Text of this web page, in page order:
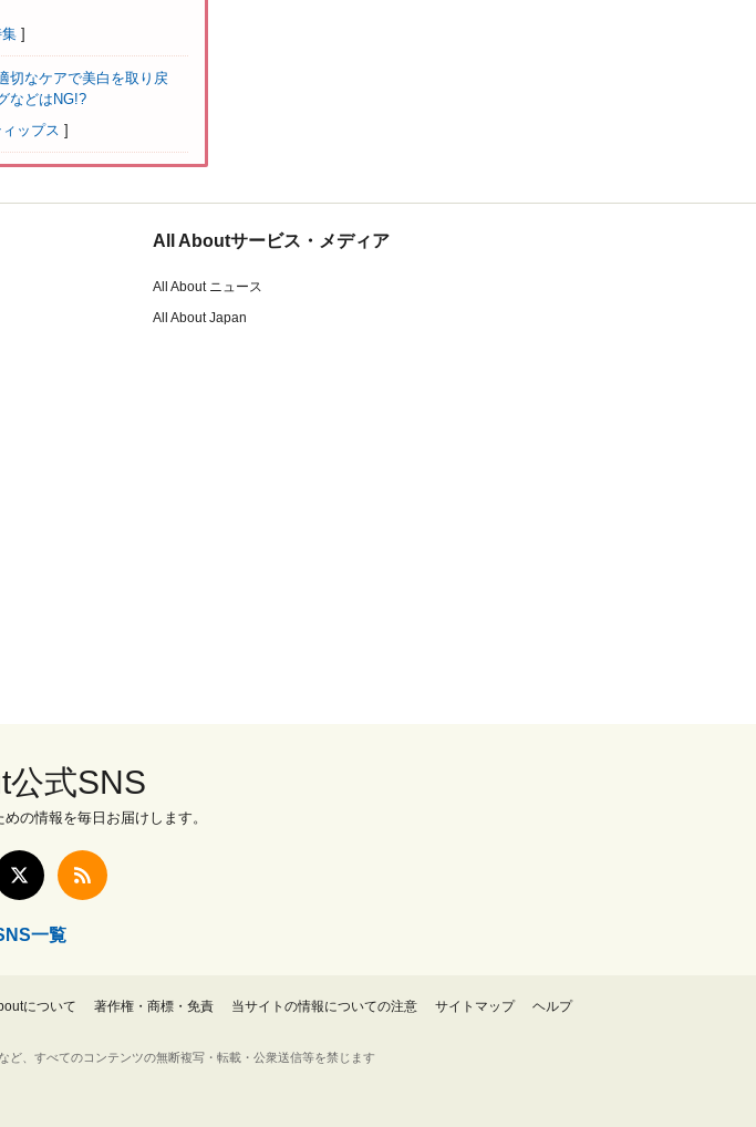
]
切なケアで美白を取り戻
などはNG!?
ップス ]
All Aboutサービス・メディア
All About ニュース
All About Japan
公式SNS
の情報を毎日お届けします。
一覧
について 著作権・商標・免責 当サイトの情報についての注意 サイトマップ ヘルプ
ど、すべてのコンテンツの無断複写・転載・公衆送信等を禁じます